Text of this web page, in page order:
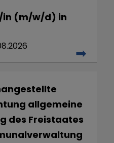
in (m/w/d) in
allgemeine
des Freistaates